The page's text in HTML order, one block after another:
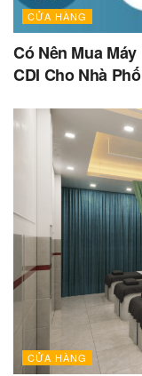
CỬA HÀNG
Có Nên Mua
CDI Cho Nhà
CỬA HÀNG